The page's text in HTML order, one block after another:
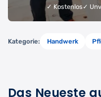
✓ Kostenlos ✓
Kategorie: Handwerk
Das Neueste